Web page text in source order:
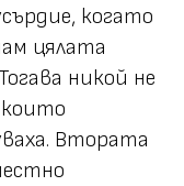
когато
цялата
никой не
Втората